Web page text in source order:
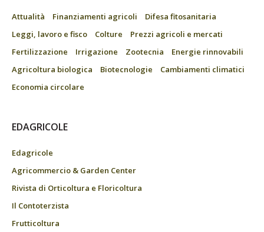
Attualità Finanziamenti agricoli
Difesa fitosanitaria
Leggi, lavoro e fisco
Colture
Prezzi agricoli e mercati
Fertilizzazione
Irrigazione Zootecnia
Energie rinnovabili
Agricoltura biologica
Biotecnologie
Cambiamenti climatici
Economia circolare
EDAGRICOLE
Edagricole
Agricommercio & Garden Center
Rivista di Orticoltura e Floricoltura
Il Contoterzista
Frutticoltura